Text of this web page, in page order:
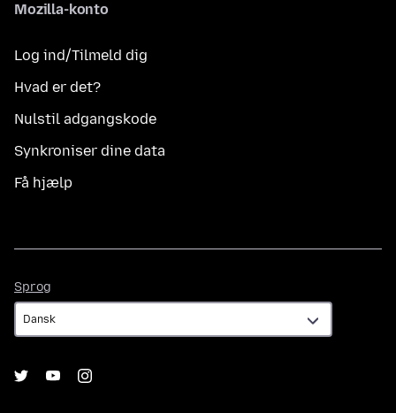
Mozilla-konto
Log ind/Tilmeld dig
Hvad er det?
Nulstil adgangskode
Synkroniser dine data
Få hjælp
Sprog